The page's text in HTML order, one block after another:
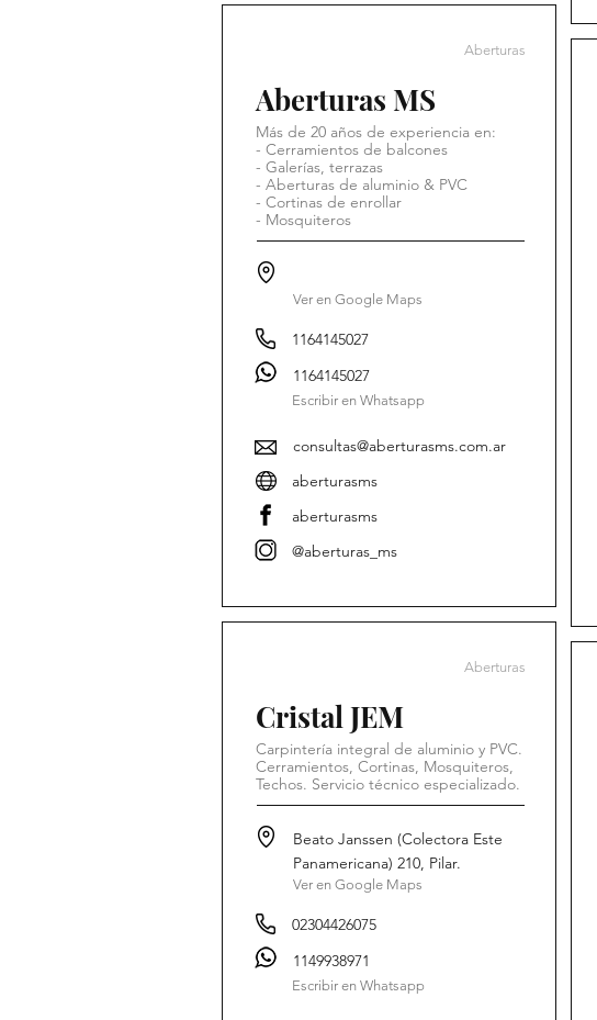
Aberturas
Aberturas MS
Más de 20 años de experiencia en:
- Cerramientos de balcones
- Galerías, terrazas
- Aberturas de aluminio & PVC
- Cortinas de enrollar
- Mosquiteros
Ver en Google Maps
1164145027
1164145027
Escribir en Whatsapp
consultas@aberturasms.com.ar
aberturasms
aberturasms
@aberturas_ms
Aberturas
Cristal JEM
Carpintería integral de aluminio y PVC.
Cerramientos, Cortinas, Mosquiteros,
Techos. Servicio técnico especializado.
Beato Janssen (Colectora Este
Panamericana) 210, Pilar.
Ver en Google Maps
02304426075
1149938971
Escribir en Whatsapp